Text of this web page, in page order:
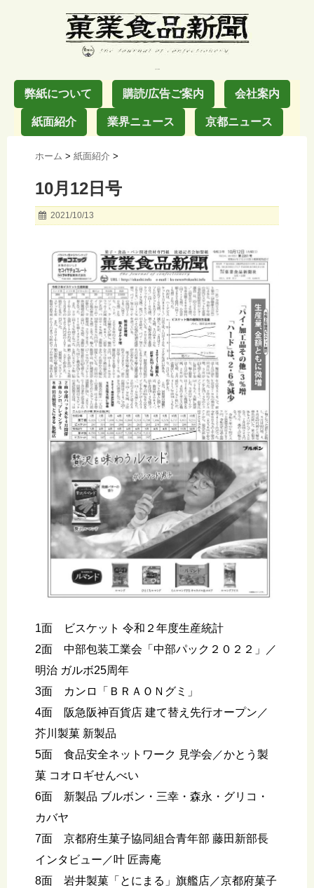
弊紙について 購読/広告ご案内 会社案内
紙面紹介 業界ニュース 京都ニュース
ホーム > 紙面紹介 >
10月12日号
2021/10/13
1面 ビスケット 令和２年度生産統計
2面 中部包装工業会「中部パック２０２２」／
明治 ガルボ25周年
3面 カンロ「ＢＲＡＯＮグミ」
4面 阪急阪神百貨店 建て替え先行オープン／
芥川製菓 新製品
5面 食品安全ネットワーク 見学会／かとう製
菓 コオロギせんべい
6面 新製品 ブルボン・三幸・森永・グリコ・
カバヤ
7面 京都府生菓子協同組合青年部 藤田新部長
インタビュー／叶 匠壽庵
8面 岩井製菓「とにまる」旗艦店／京都府菓子